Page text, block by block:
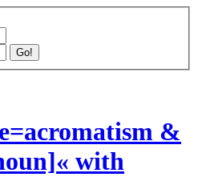
Go!
&
with